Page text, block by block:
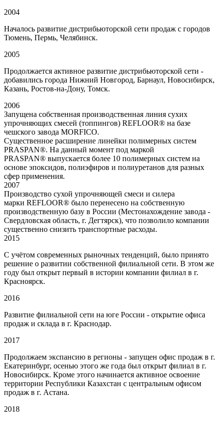
2004
Началось развитие дистрибьюторской сети продаж с городов
Тюмень, Пермь, Челябинск.
2005
Продолжается активное развитие дистрибьюторской сети -
добавились города Нижний Новгород, Барнаул, Новосибирск,
Казань, Ростов-на-Дону, Томск.
2006
Запущена собственная производственная линия сухих
упрочняющих смесей (топпингов) REFLOOR® на базе
чешского завода MORFICO.
Существенное расширение линейки полимерных систем
PRASPAN®. На данный момент под маркой
PRASPAN® выпускается более 10 полимерных систем на
основе эпоксидов, полиэфиров и полиуретанов для разных
сфер применения.
2007
Производство сухой упрочняющей смеси и силера
марки REFLOOR® было перенесено на собственную
производственную базу в России (Местонахождение завода -
Свердловская область, г. Дегтярск), что позволило компании
существенно снизить транспортные расходы.
2015
С учётом современных рыночных тенденций, было принято
решение о развитии собственной филиальной сети. В этом же
году был открыт первый в истории компании филиал в г.
Красноярск.
2016
Развитие филиальной сети на юге России - открытие офиса
продаж и склада в г. Краснодар.
2017
Продолжаем экспансию в регионы - запущен офис продаж в г.
Екатеринбург, осенью этого же года был открыт филиал в г.
Новосибирск. Кроме этого начинается активное освоение
территории Республики Казахстан с центральным офисом
продаж в г. Астана.
2018